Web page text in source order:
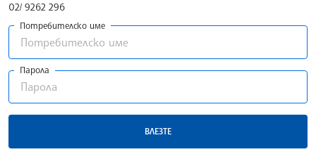
02/ 9262 296
Потребителско име
Парола
ВЛЕЗТЕ